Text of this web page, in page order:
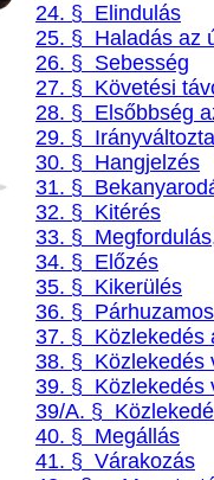
24. § Elindulás
25. § Haladás az
26. § Sebesség
27. § Követési
28. § Elsőbbség
29. §
30. § Hangjelzés
31. §
32. § Kitérés
33. §
34. § Előzés
35. § Kikerülés
36. §
37. § Közlekedés
38. § Közlekedés
39. § Közlekedés
39/A. §
40. § Megállás
41. § Várakozás